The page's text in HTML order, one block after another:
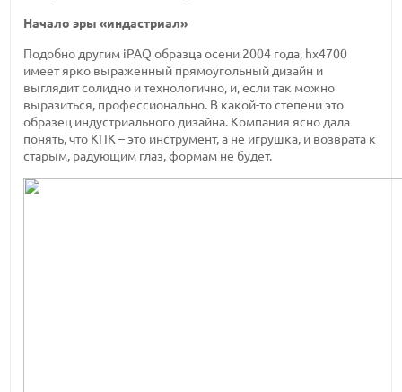
Начало эры «индастриал»
Подобно другим iPAQ образца осени 2004 года, hx4700
имеет ярко выраженный прямоугольный дизайн и
выглядит солидно и технологично, и, если так можно
выразиться, профессионально. В какой-то степени это
образец индустриального дизайна. Компания ясно дала
понять, что КПК – это инструмент, а не игрушка, и возврата к
старым, радующим глаз, формам не будет.